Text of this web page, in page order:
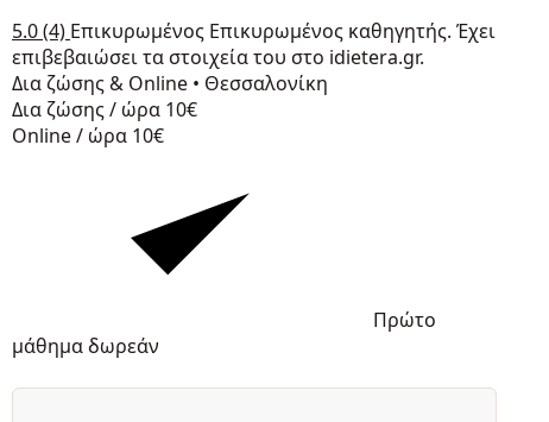
5.0(4) Επικυρωμένος Επικυρωμένος καθηγητής. Έχει
επιβεβαιώσει τα στοιχεία του στο idietera.gr.
Δια ζώσης & Online • Θεσσαλονίκη
Δια ζώσης / ώρα 10€
Online / ώρα 10€
Πρώτο
μάθημα δωρεάν